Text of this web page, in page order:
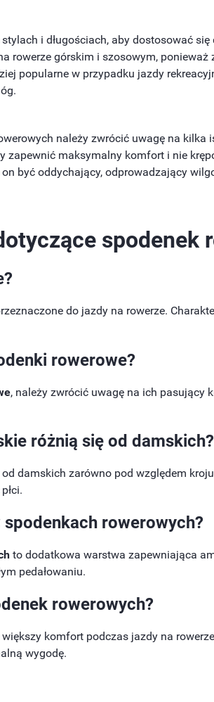
i długościach, aby dostosować
rowerze górskim i szosowym,
popularne w przypadku jazdy
należy zwrócić uwagę na
zapewnić maksymalny komfort i nie
być oddychający, odprowadzający
spodenek
?
do jazdy na rowerze.
rowerowe?
, należy zwrócić uwagę na ich pasujący
różnią się od damskich?
damskich zarówno pod względem
spodenkach rowerowych?
to dodatkowa warstwa zapewniająca
pedałowaniu.
rowerowych?
komfort podczas jazdy na
wygodę.